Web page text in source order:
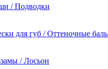
/ Подводки
для губ / Оттеночные
/ Лосьон